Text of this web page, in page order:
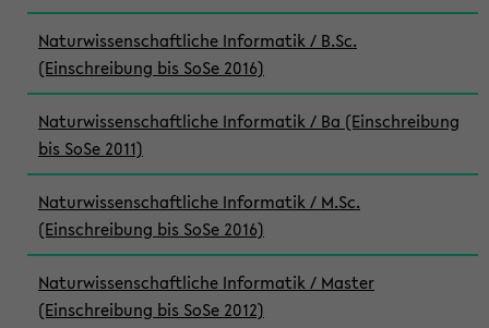
Naturwissenschaftliche Informatik / B.Sc.
(Einschreibung bis SoSe 2016)
Naturwissenschaftliche Informatik / Ba (Einschreibung
bis SoSe 2011)
Naturwissenschaftliche Informatik / M.Sc.
(Einschreibung bis SoSe 2016)
Naturwissenschaftliche Informatik / Master
(Einschreibung bis SoSe 2012)